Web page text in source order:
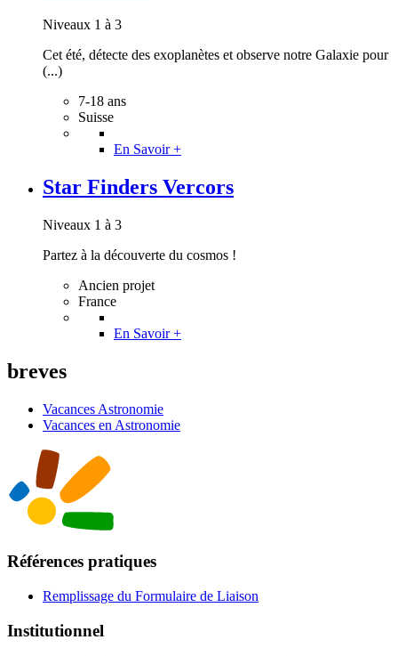
Niveaux 1 à 3
Cet été, détecte des exoplanètes et observe notre Galaxie pour
(...)
7-18 ans
Suisse
En Savoir +
Star Finders Vercors
Niveaux 1 à 3
Partez à la découverte du cosmos !
Ancien projet
France
En Savoir +
breves
Vacances Astronomie
Vacances en Astronomie
Références pratiques
Remplissage du Formulaire de Liaison
Institutionnel